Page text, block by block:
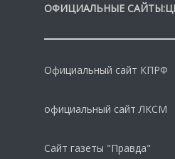
ОФИЦИАЛЬНЫЕ
Официальный сайт КПРФ
официальный сайт ЛКСМ
Сайт газеты "Правда"